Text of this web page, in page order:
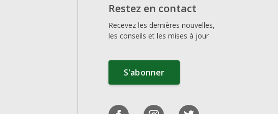
Restez en contact
Recevez les dernières nouvelles,
les conseils et les mises à jour
S'abonner